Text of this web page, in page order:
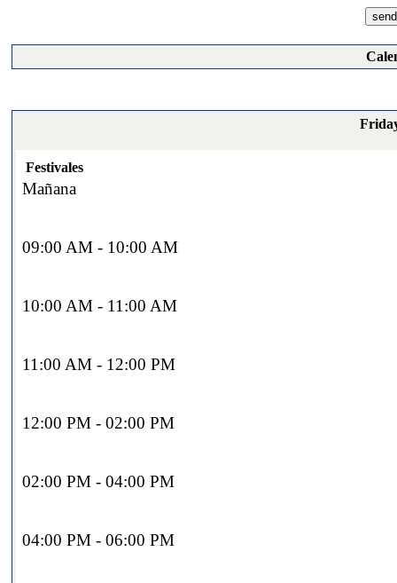
Festivales
Mañana
09:00 AM - 10:00 AM
10:00 AM - 11:00 AM
11:00 AM - 12:00 PM
12:00 PM - 02:00 PM
02:00 PM - 04:00 PM
04:00 PM - 06:00 PM